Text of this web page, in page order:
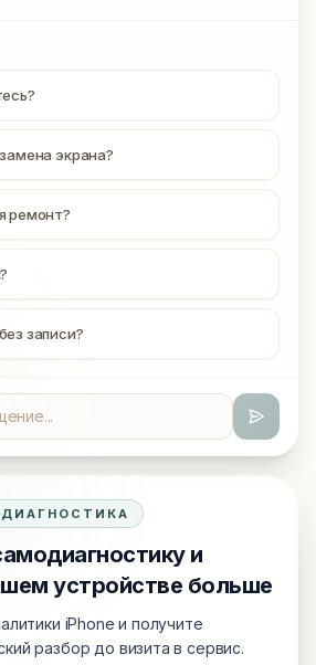
экрана?
ремонт?
записи?
и
устройстве больше
iPhone и получите
разбор до визита в сервис.